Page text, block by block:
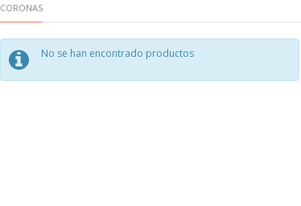
CORONAS
No se han encontrado productos